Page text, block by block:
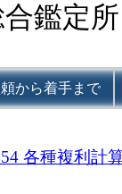
鑑定所
から着手まで
各種複利計